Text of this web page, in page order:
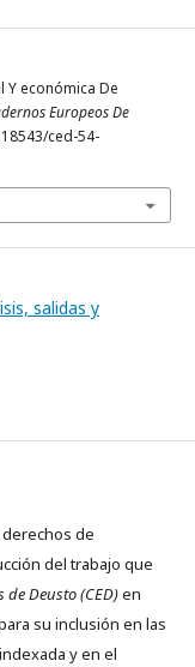
Y económica De
Europeos De
ced-54-
salidas y
de
del trabajo que
de Deusto (CED)en
su inclusión en las
y en el